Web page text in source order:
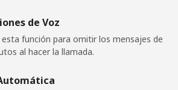
de Voz
esta función para omitir los mensajes de
al hacer la llamada.